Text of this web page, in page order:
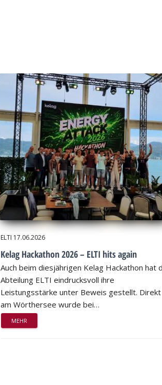
ELTI 17.06.2026
Kelag Hackathon 2026 – ELTI hits again
Auch beim diesjährigen Kelag Hackathon hat
Abteilung ELTI eindrucksvoll ihre
Leistungsstärke unter Beweis gestellt. Direkt
am Wörthersee wurde bei…
MEHR